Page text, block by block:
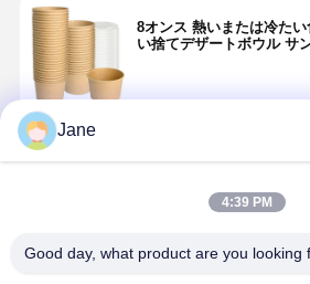
8オンス 熱いまたは冷た
い捨てデザートボウル サ
推薦されたプロダクト
Jane
4:39 PM
Good day, what product are you looking